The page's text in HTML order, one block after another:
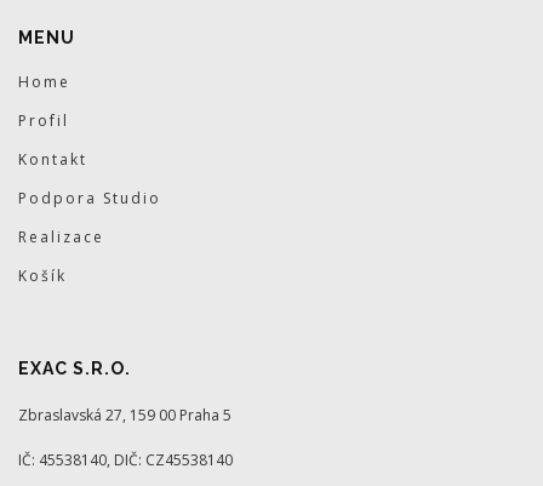
MENU
Home
Profil
Kontakt
Podpora Studio
Realizace
Košík
EXAC S.R.O.
Zbraslavská 27, 159 00 Praha 5
IČ: 45538140, DIČ: CZ45538140